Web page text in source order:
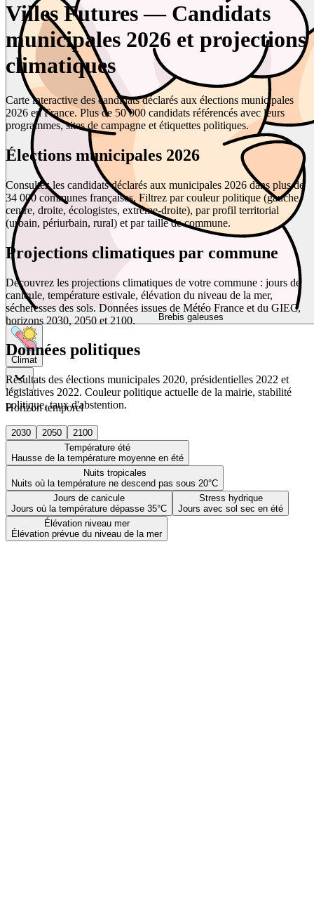
Brebis galeuses
Climat
Horizon temporel
2030 2050
2100
Température été
Hausse de la température moyenne en été
Nuits tropicales
Nuits où la température ne descend pas sous 20°C
Jours de canicule
Jours où la température dépasse 35°C
Stress hydrique
Jours avec sol sec en été
Élévation niveau mer
Élévation prévue du niveau de la mer
Villes Futures — Candidats
municipales 2026 et projections
climatiques
Carte interactive des candidats déclarés aux élections municipales
2026 en France. Plus de 50 000 candidats référencés avec leurs
programmes, sites de campagne et étiquettes politiques.
Élections municipales 2026
Consultez les candidats déclarés aux municipales 2026 dans plus de
34 000 communes françaises. Filtrez par couleur politique (gauche,
centre, droite, écologistes, extrême-droite), par profil territorial
(urbain, périurbain, rural) et par taille de commune.
Projections climatiques par commune
Découvrez les projections climatiques de votre commune : jours de
canicule, température estivale, élévation du niveau de la mer,
sécheresses des sols. Données issues de Météo France et du GIEC,
horizons 2030, 2050 et 2100.
Données politiques
Résultats des élections municipales 2020, présidentielles 2022 et
législatives 2022. Couleur politique actuelle de la mairie, stabilité
politique, taux d'abstention.